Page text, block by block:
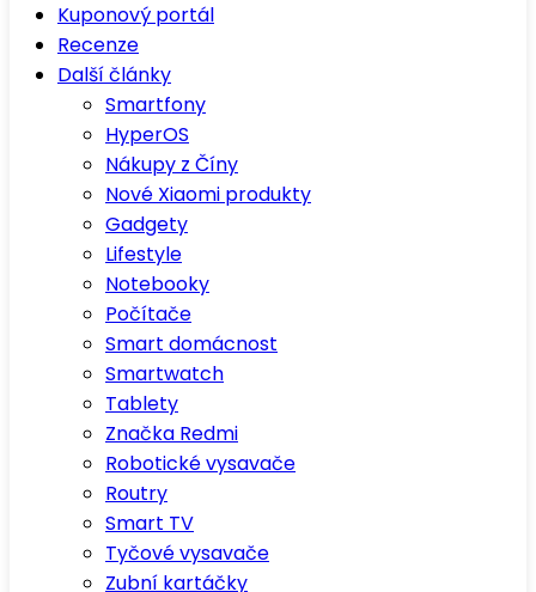
Kuponový portál
Recenze
Další články
Smartfony
HyperOS
Nákupy z Číny
Nové Xiaomi produkty
Gadgety
Lifestyle
Notebooky
Počítače
Smart domácnost
Smartwatch
Tablety
Značka Redmi
Robotické vysavače
Routry
Smart TV
Tyčové vysavače
Zubní kartáčky